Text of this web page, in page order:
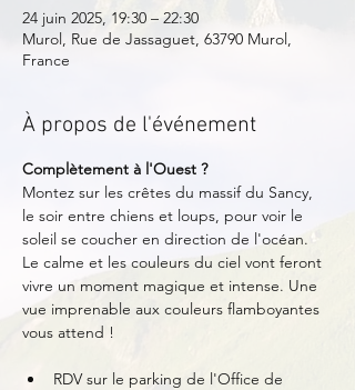
24 juin 2025, 19:30 – 22:30
Murol, Rue de Jassaguet, 63790 Murol,
France
À propos de l'événement
Complètement à l'Ouest ?
Montez sur les crêtes du massif du Sancy,
le soir entre chiens et loups, pour voir le
soleil se coucher en direction de l'océan.
Le calme et les couleurs du ciel vont feront
vivre un moment magique et intense. Une
vue imprenable aux couleurs flamboyantes
vous attend !
RDV sur le parking de l'Office de